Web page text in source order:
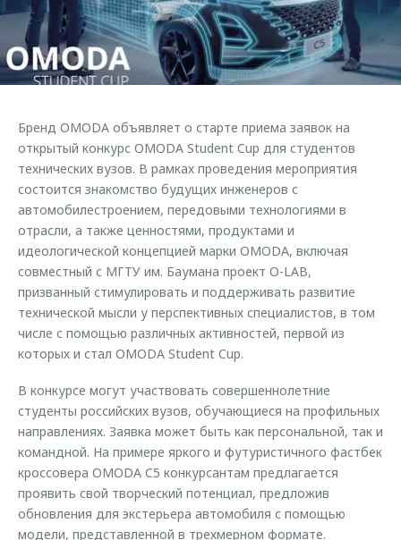
Страхование
Кредитный калькулятор
Аксессуары
Оригинальные аксессуары
Запчасти
Трейд-ин
Калькулятор трейд-ин
Клиентская поддержка
O&J Автоклуб
Клуб владельцев OMODA
Аксессуары
Одежда и сувениры
Оригинальные аксессуары
Запчасти
Обратная связь
Бренд OMODA объявляет о старте приема заявок на
открытый конкурс OMODA Student Cup для студентов
технических вузов. В рамках проведения мероприятия
состоится знакомство будущих инженеров с
автомобилестроением, передовыми технологиями в
отрасли, а также ценностями, продуктами и
идеологической концепцией марки OMODA, включая
совместный с МГТУ им. Баумана проект O-LAB,
призванный стимулировать и поддерживать развитие
технической мысли у перспективных специалистов, в том
числе с помощью различных активностей, первой из
которых и стал OMODA Student Cup.
В конкурсе могут участвовать совершеннолетние
студенты российских вузов, обучающиеся на профильных
направлениях. Заявка может быть как персональной, так и
командной. На примере яркого и футуристичного фастбек
кроссовера OMODA C5 конкурсантам предлагается
проявить свой творческий потенциал, предложив
обновления для экстерьера автомобиля с помощью
модели, представленной в трехмерном формате.